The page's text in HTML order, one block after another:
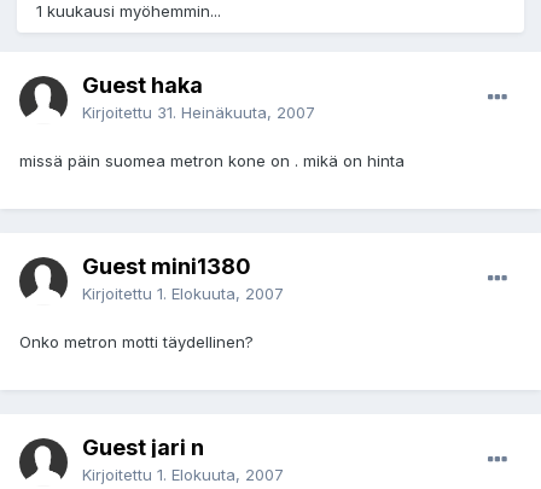
1 kuukausi myöhemmin...
Guest haka
Kirjoitettu 31. Heinäkuuta, 2007
missä päin suomea metron kone on . mikä on hinta
Guest mini1380
Kirjoitettu 1. Elokuuta, 2007
Onko metron motti täydellinen?
Guest jari n
Kirjoitettu 1. Elokuuta, 2007